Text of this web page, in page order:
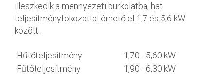
illeszkedik a mennyezeti burkolatba, hat
teljesítményfokozattal érhető el 1,7 és 5,6 kW
között.
Hűtőteljesítmény
1,70 - 5,60 kW
Fűtőteljesítmény
1,90 - 6,30 kW